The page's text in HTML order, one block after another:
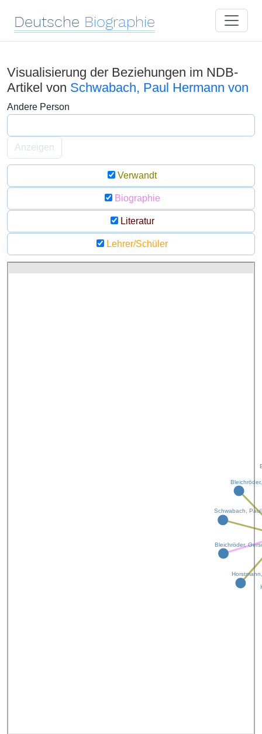
Deutsche Biographie
Visualisierung der Beziehungen im NDB-
Artikel von Schwabach, Paul Hermann von
Andere Person
Anzeigen
Verwandt
Biographie
Literatur
Lehrer/Schüler
Schwabach, Paul
Bleichröder,